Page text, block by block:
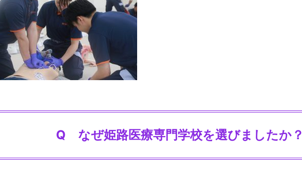
Q なぜ姫路医療専門学校を選びましたか？